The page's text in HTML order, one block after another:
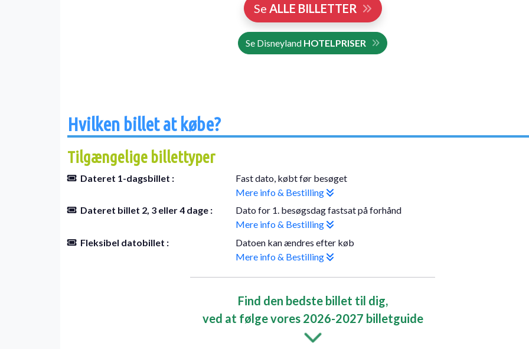
Se ALLE BILLETTER
Se Disneyland HOTELPRISER
Hvilken billet at købe?
Tilgængelige billettyper
Dateret 1-dagsbillet :
Fast dato, købt før besøget
Mere info & Bestilling
Dateret billet 2, 3 eller 4 dage :
Dato for 1. besøgsdag fastsat på forhånd
Mere info & Bestilling
Fleksibel datobillet :
Datoen kan ændres efter køb
Mere info & Bestilling
Find den bedste billet til dig,
ved at følge vores 2026-2027 billetguide